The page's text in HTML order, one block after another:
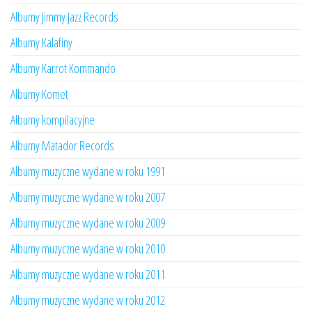
Albumy Jimmy Jazz Records
Albumy Kalafiny
Albumy Karrot Kommando
Albumy Komet
Albumy kompilacyjne
Albumy Matador Records
Albumy muzyczne wydane w roku 1991
Albumy muzyczne wydane w roku 2007
Albumy muzyczne wydane w roku 2009
Albumy muzyczne wydane w roku 2010
Albumy muzyczne wydane w roku 2011
Albumy muzyczne wydane w roku 2012